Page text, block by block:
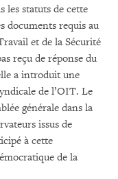
les statuts de cette
documents requis au
et de la Sécurité
reçu de réponse du
a introduit une
de l’OIT. Le
générale dans la
issus de
à cette
de la